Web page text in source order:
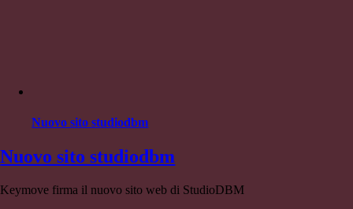
Nuovo sito studiodbm
Nuovo sito studiodbm
Keymove firma il nuovo sito web di StudioDBM